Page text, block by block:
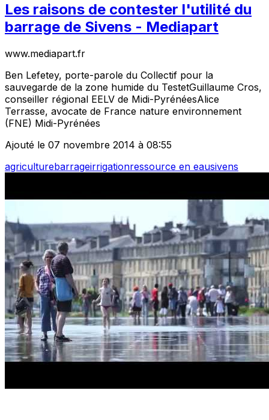
Les raisons de contester l'utilité du
barrage de Sivens - Mediapart
www.mediapart.fr
Ben Lefetey, porte-parole du Collectif pour la
sauvegarde de la zone humide du TestetGuillaume Cros,
conseiller régional EELV de Midi-PyrénéesAlice
Terrasse, avocate de France nature environnement
(FNE) Midi-Pyrénées
Ajouté le 07 novembre 2014 à 08:55
agriculturebarrageirrigationressource en eausivens